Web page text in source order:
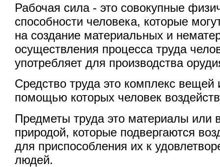
Рабочая сила - это совокупные
способности человека, которые
на создание материальных и
осуществления процесса труда
употребляет для производства
Средство труда это комплекс
помощью которых человек
Предметы труда это материалы или
природой, которые подвергаются
для приспособления их к
людей.